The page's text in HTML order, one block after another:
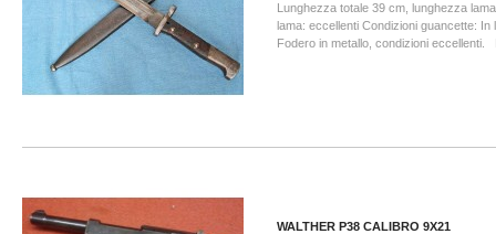
Lunghezza totale 39 cm, lunghezza
lama: eccellenti Condizioni guancette: In
Fodero in metallo, condizioni eccellenti.
WALTHER P38 CALIBRO 9X21